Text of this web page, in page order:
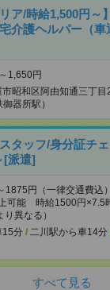
ア/時給1,500円～
介護ヘルパー（
1,650円
昭和区阿由知通三丁目
器所駅）
タッフ/身分証チ
[派遣]
1875円（一律交通費込）
可能 時給1500円×7.5
異なる）
15分 / 二川駅から車14分
すべて見る